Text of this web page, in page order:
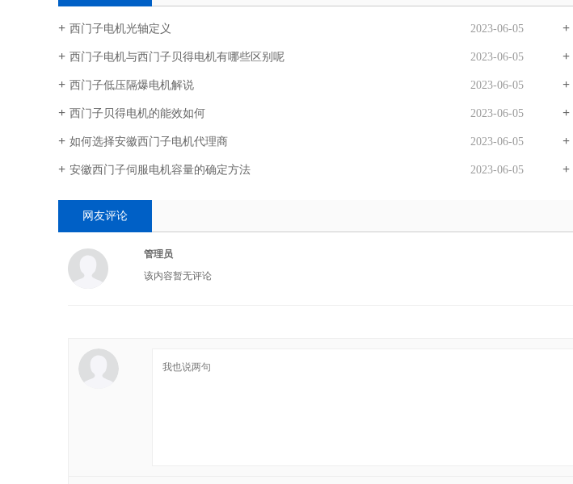
西门子电机光轴定义 2023-06-05
西门子电机与西门子贝得电机有哪些区别呢 2023-06-05
西门子低压隔爆电机解说 2023-06-05
西门子贝得电机的能效如何 2023-06-05
如何选择安徽西门子电机代理商 2023-06-05
安徽西门子伺服电机容量的确定方法 2023-06-05
网友评论
管理员
该内容暂无评论